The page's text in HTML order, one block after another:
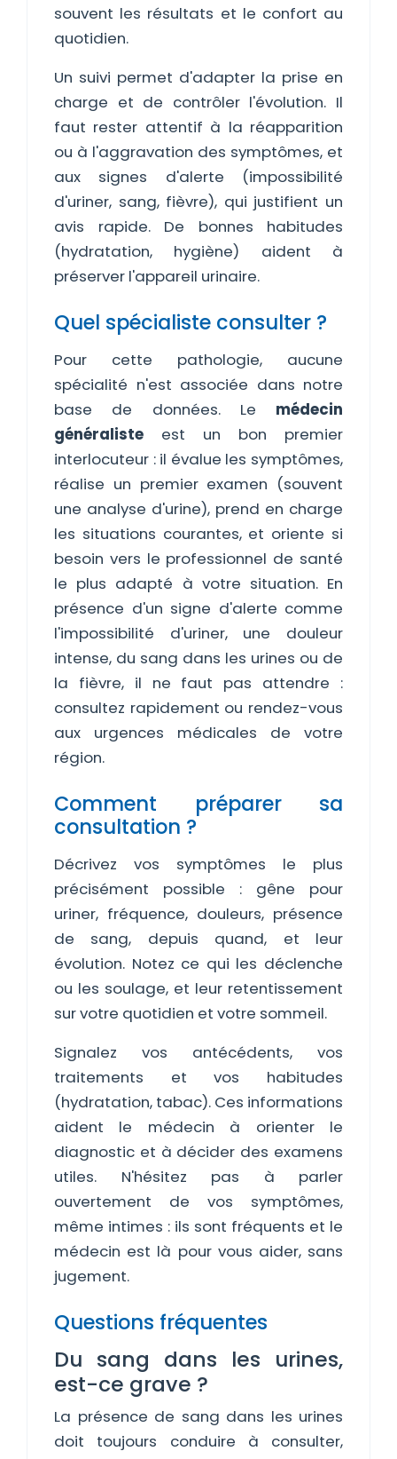
souvent les résultats et le confort au
quotidien.
Un suivi permet d'adapter la prise en
charge et de contrôler l'évolution. Il
faut rester attentif à la réapparition
ou à l'aggravation des symptômes, et
aux signes d'alerte (impossibilité
d'uriner, sang, fièvre), qui justifient un
avis rapide. De bonnes habitudes
(hydratation, hygiène) aident à
préserver l'appareil urinaire.
Quel spécialiste consulter ?
Pour cette pathologie, aucune
spécialité n'est associée dans notre
base de données. Le médecin
généraliste est un bon premier
interlocuteur : il évalue les symptômes,
réalise un premier examen (souvent
une analyse d'urine), prend en charge
les situations courantes, et oriente si
besoin vers le professionnel de santé
le plus adapté à votre situation. En
présence d'un signe d'alerte comme
l'impossibilité d'uriner, une douleur
intense, du sang dans les urines ou de
la fièvre, il ne faut pas attendre :
consultez rapidement ou rendez-vous
aux urgences médicales de votre
région.
Comment préparer sa
consultation ?
Décrivez vos symptômes le plus
précisément possible : gêne pour
uriner, fréquence, douleurs, présence
de sang, depuis quand, et leur
évolution. Notez ce qui les déclenche
ou les soulage, et leur retentissement
sur votre quotidien et votre sommeil.
Signalez vos antécédents, vos
traitements et vos habitudes
(hydratation, tabac). Ces informations
aident le médecin à orienter le
diagnostic et à décider des examens
utiles. N'hésitez pas à parler
ouvertement de vos symptômes,
même intimes : ils sont fréquents et le
médecin est là pour vous aider, sans
jugement.
Questions fréquentes
Du sang dans les urines,
est-ce grave ?
La présence de sang dans les urines
doit toujours conduire à consulter,